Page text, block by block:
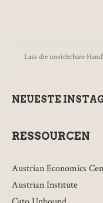
NEUESTE
RESSOURCEN
Austrian Economics
Austrian Institute